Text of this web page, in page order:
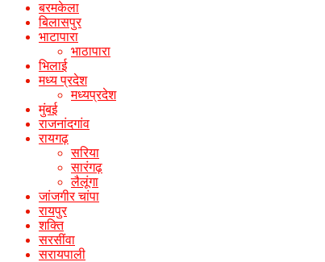
बरमकेला
बिलासपुर
भाटापारा
भाठापारा
भिलाई
मध्य प्रदेश
मध्यप्रदेश
मुंबई
राजनांदगांव
रायगढ़
सरिया
सारंगढ़
लैलूंगा
जांजगीर चांपा
रायपुर
शक्ति
सरसींवा
सरायपाली